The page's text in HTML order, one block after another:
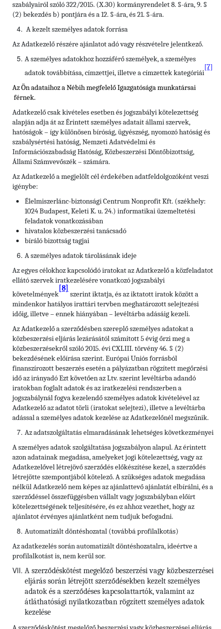
szabályairól szóló 322/2015. (X.30) kormányrendelet 8. §-ára, 9. §
(2) bekezdés b) pontjára és a 12. §-ára, és 21. §-ára.
A kezelt személyes adatok forrása
Az Adatkezelő részére ajánlatot adó vagy részvételre jelentkező.
A személyes adatokhoz hozzáférő személyek, a személyes
adatok továbbítása, címzettjei, illetve a címzettek kategóriái
[7]
Az Ön adataihoz a Nébih megfelelő Igazgatósága munkatársai
férnek.
Adatkezelő csak kivételes esetben és jogszabályi kötelezettség
alapján adja át az Érintett személyes adatait állami szervek,
hatóságok – így különösen bíróság, ügyészség, nyomozó hatóság és
szabálysértési hatóság, Nemzeti Adatvédelmi és
Információszabadság Hatóság, Közbeszerzési Döntőbizottság,
Állami Számvevőszék – számára.
Az Adatkezelő a megjelölt cél érdekében adatfeldolgozóként veszi
igénybe:
Élelmiszerlánc-biztonsági Centrum Nonprofit Kft. (székhely:
1024 Budapest, Keleti K. u. 24.) informatikai üzemeltetési
feladatok vonatkozásában
hivatalos közbeszerzési tanácsadó
bíráló bizottság tagjai
A személyes adatok tárolásának ideje
Az egyes célokhoz kapcsolódó iratokat az Adatkezelő a közfeladatot
ellátó szervek iratkezelésére vonatkozó jogszabályi
követelmények
[8]
szerint iktatja, és az iktatott iratok között a
mindenkor hatályos irattári tervben meghatározott selejtezési
időig, illetve – ennek hiányában – levéltárba adásáig kezeli.
Az Adatkezelő a szerződésben szereplő személyes adatokat a
közbeszerzési eljárás lezárásától számított 5 évig őrzi meg a
közbeszerzésekről szóló 2015. évi CXLIII. törvény 46. § (2)
bekezdésének előírása szerint. Európai Uniós forrásból
finanszírozott beszerzés esetén a pályázatban rögzített megőrzési
idő az irányadó Ezt követően az Ltv. szerint levéltárba adandó
iratokban foglalt adatok és az iratkezelési rendszerben a
jogszabálynál fogva kezelendő személyes adatok kivételével az
Adatkezelő az adatot törli (iratokat selejtezi), illetve a levéltárba
adással a személyes adatok kezelése az Adatkezelőnél megszűnik.
Az adatszolgáltatás elmaradásának lehetséges következményei
A személyes adatok szolgáltatása jogszabályon alapul. Az érintett
azon adatainak megadása, amelyeket jogi kötelezettség, vagy az
Adatkezelővel létrejövő szerződés előkészítése kezel, a szerződés
létrejötte szempontjából kötelező. A szükséges adatok megadása
nélkül Adatkezelő nem képes az ajánlattevő ajánlatát elbírálni, és a
szerződéssel összefüggésben vállalt vagy jogszabályban előírt
kötelezettségének teljesítésére, és ez ahhoz vezethet, hogy az
ajánlatot érvényes ajánlatként nem tudjuk befogadni.
Automatizált döntéshozatal (továbbá profilalkotás)
Az adatkezelés során automatizált döntéshozatalra, ideértve a
profilalkotást is, nem kerül sor.
A szerződéskötést megelőző beszerzési vagy közbeszerzései
eljárás során létrejött szerződésekben kezelt személyes
adatok és a szerződéses kapcsolattartók, valamint az
átláthatósági nyilatkozatban rögzített személyes adatok
kezelése